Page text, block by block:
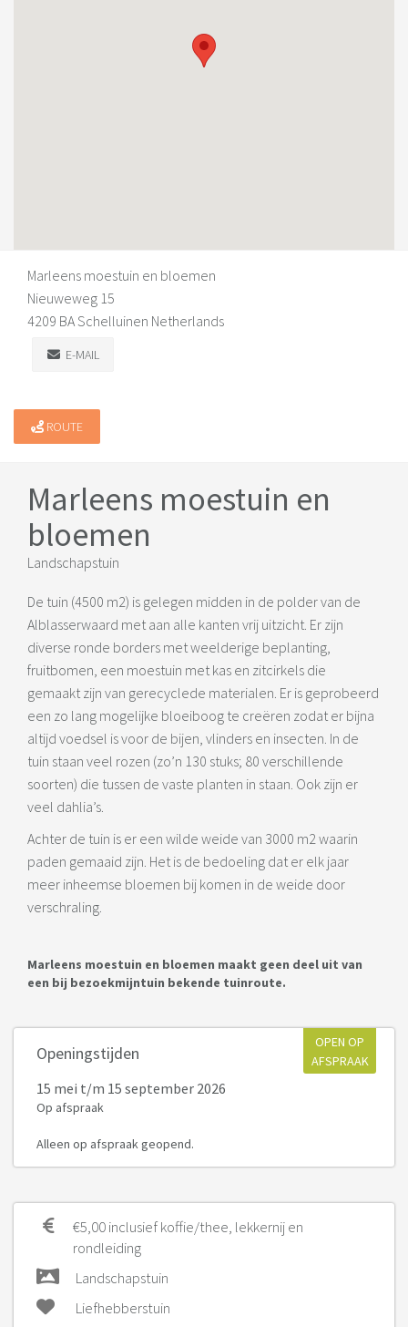
Marleens moestuin en bloemen
Nieuweweg 15
4209 BA Schelluinen Netherlands
E-MAIL
ROUTE
Marleens moestuin en
bloemen
Landschapstuin
De tuin (4500 m2) is gelegen midden in de polder van de
Alblasserwaard met aan alle kanten vrij uitzicht. Er zijn
diverse ronde borders met weelderige beplanting,
fruitbomen, een moestuin met kas en zitcirkels die
gemaakt zijn van gerecyclede materialen. Er is geprobeerd
een zo lang mogelijke bloeiboog te creëren zodat er bijna
altijd voedsel is voor de bijen, vlinders en insecten. In de
tuin staan veel rozen (zo’n 130 stuks; 80 verschillende
soorten) die tussen de vaste planten in staan. Ook zijn er
veel dahlia’s.
Achter de tuin is er een wilde weide van 3000 m2 waarin
paden gemaaid zijn. Het is de bedoeling dat er elk jaar
meer inheemse bloemen bij komen in de weide door
verschraling.
Marleens moestuin en bloemen maakt geen deel uit van
een bij bezoekmijntuin bekende tuinroute.
Openingstijden
OPEN OP
AFSPRAAK
15 mei t/m 15 september 2026
Op afspraak
Alleen op afspraak geopend.
€5,00 inclusief koffie/thee, lekkernij en
rondleiding
Landschapstuin
Liefhebberstuin